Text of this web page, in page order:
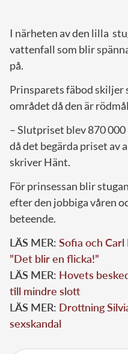
I närheten av den lilla
vattenfall som blir
på.
Prinsparets fäbod skiljer
området då den är
– Slutpriset blev 870
då det begärda priset av
skriver Hänt.
För prinsessan blir
efter den jobbiga våren
beteende.
LÄS MER: Sofia och Carl
”Det blir en flicka!”
LÄS MER: Hovets
till mindre slott
LÄS MER: Drottning
sexskandal